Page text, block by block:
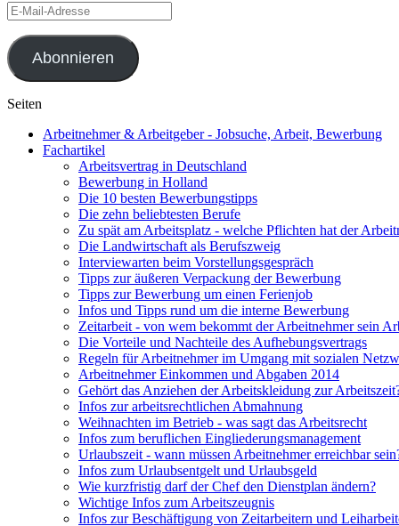
E-
Mail-
Adresse
Abonnieren
Seiten
Arbeitnehmer & Arbeitgeber - Jobsuche, Arbeit, Bewerbung
Fachartikel
Arbeitsvertrag in Deutschland
Bewerbung in Holland
Die 10 besten Bewerbungstipps
Die zehn beliebtesten Berufe
Zu spät am Arbeitsplatz - welche Pflichten hat der
Die Landwirtschaft als Berufszweig
Interviewarten beim Vorstellungsgespräch
Tipps zur äußeren Verpackung der Bewerbung
Tipps zur Bewerbung um einen Ferienjob
Infos und Tipps rund um die interne Bewerbung
Zeitarbeit - von wem bekommt der Arbeitnehmer sein
Die Vorteile und Nachteile des Aufhebungsvertrags
Regeln für Arbeitnehmer im Umgang mit sozialen
Arbeitnehmer Einkommen und Abgaben 2014
Gehört das Anziehen der Arbeitskleidung zur
Infos zur arbeitsrechtlichen Abmahnung
Weihnachten im Betrieb - was sagt das Arbeitsrecht
Infos zum beruflichen Eingliederungsmanagement
Urlaubszeit - wann müssen Arbeitnehmer erreichbar
Infos zum Urlaubsentgelt und Urlaubsgeld
Wie kurzfristig darf der Chef den Dienstplan ändern?
Wichtige Infos zum Arbeitszeugnis
Infos zur Beschäftigung von Zeitarbeitern und